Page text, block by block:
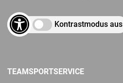
Kontrastmodus aus
TEAMSPORTSERVICE